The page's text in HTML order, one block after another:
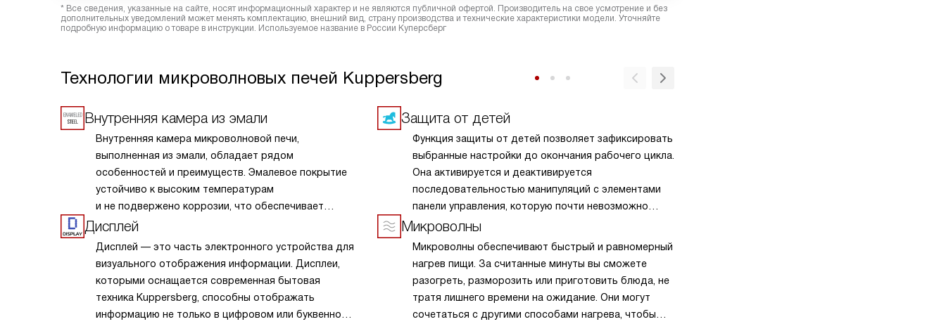
* Все сведения, указанные на сайте, носят информационный характер и не являются публичной офертой. Производитель на свое усмотрение и без
дополнительных уведомлений может менять комплектацию, внешний вид, страну производства и технические характеристики модели. Уточняйте
подробную информацию о товаре в инструкции. Используемое название в России Куперсберг
Технологии микроволновых печей Kuppersberg
Внутренняя камера из эмали
Внутренняя камера микроволновой печи,
выполненная из эмали, обладает рядом
особенностей и преимуществ. Эмалевое покрытие
устойчиво к высоким температурам
и не подвержено коррозии, что обеспечивает
долговечность устройства. Оно легко очищается,
Дисплей
Дисплей — это часть электронного устройства для
визуального отображения информации. Дисплеи,
которыми оснащается современная бытовая
техника Kuppersberg, способны отображать
информацию не только в цифровом или буквенном
Защита от детей
Функция защиты от детей позволяет зафиксировать
выбранные настройки до окончания рабочего цикла.
Она активируется и деактивируется
последовательностью манипуляций с элементами
панели управления, которую почти невозможно
повторить случайным образом. В некоторых
Микроволны
Микроволны обеспечивают быстрый и равномерный
нагрев пищи. За считанные минуты вы сможете
разогреть, разморозить или приготовить блюда, не
тратя лишнего времени на ожидание. Они могут
сочетаться с другими способами нагрева, чтобы